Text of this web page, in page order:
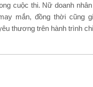
cuộc thi. Nữ doanh
mắn, đồng thời cũng
thương trên hành trình